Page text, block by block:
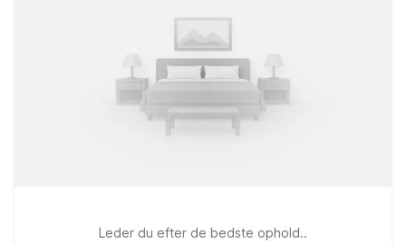
Leder du efter de bedste ophold..